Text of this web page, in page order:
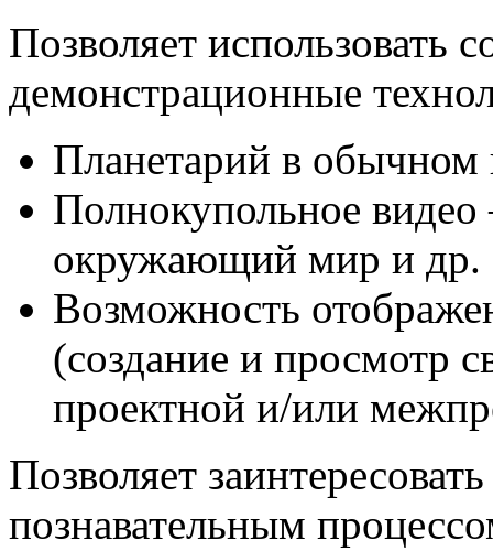
Позволяет использовать
демонстрационные
Планетарий в обычном
Полнокупольное
окружающий мир и др.
Возможность
(создание и просмотр
проектной и/или
Позволяет
познавательным